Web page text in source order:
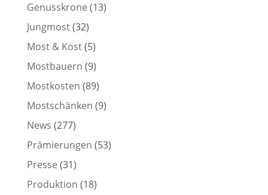
Genusskrone (13)
Jungmost(32)
Most & Kost(5)
Mostbauern (9)
Mostkosten (89)
Mostschänken (9)
News (277)
Prämierungen (53)
Presse (31)
Produktion (18)